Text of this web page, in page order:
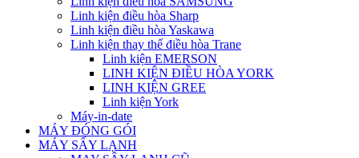
Linh kiện điều hòa Sharp
Linh kiện điều hòa Yaskawa
Linh kiện thay thế điều hòa Trane
Linh kiện EMERSON
LINH KIỆN ĐIỀU HÒA YORK
LINH KIỆN GREE
Linh kiện York
Máy-in-date
MÁY ĐÓNG GÓI
MÁY SẤY LẠNH